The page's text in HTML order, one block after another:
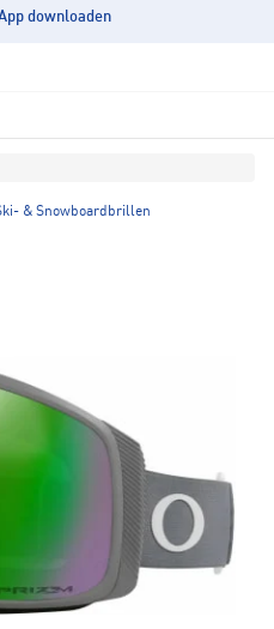
App downloaden
& Snowboardbrillen